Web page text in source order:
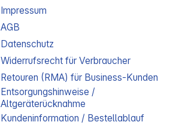
Impressum
AGB
Datenschutz
Widerrufsrecht für Verbraucher
Retouren (RMA) für Business-Kunden
Entsorgungshinweise /
Altgeräterücknahme
Kundeninformation / Bestellablauf